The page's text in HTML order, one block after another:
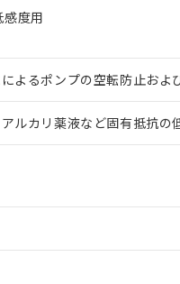
感度用
よるポンプの空転防止お
ルカリ薬液など固有抵抗の
令（10物質）の非含有に対
指令（10物質）の非含
料など無形物で、有害物質